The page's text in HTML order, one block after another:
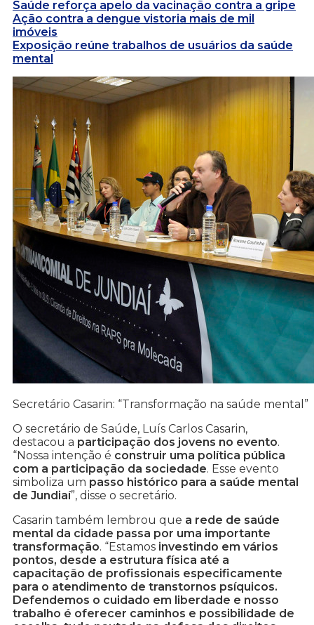
Saúde reforça apelo da vacinação contra a gripe
Ação contra a dengue vistoria mais de mil
imóveis
Exposição reúne trabalhos de usuários da saúde
mental
Secretário Casarin: “Transformação na saúde mental”
O secretário de Saúde, Luís Carlos Casarin,
destacou a participação dos jovens no evento.
“Nossa intenção é construir uma política pública
com a participação da sociedade. Esse evento
simboliza um passo histórico para a saúde mental
de Jundiaí”, disse o secretário.
Casarin também lembrou que a rede de saúde
mental da cidade passa por uma importante
transformação. “Estamos investindo em vários
pontos, desde a estrutura física até a
capacitação de profissionais especificamente
para o atendimento de transtornos psíquicos.
Defendemos o cuidado em liberdade e nosso
trabalho é oferecer caminhos e possibilidade de